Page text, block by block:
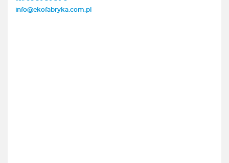
info@ekofabryka.com.pl